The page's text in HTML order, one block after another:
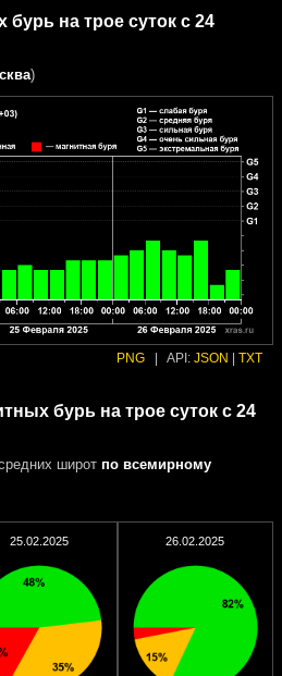
бурь на трое суток с 24
)
PNG API: JSON TXT
бурь на трое суток с 24
широт по всемирному
25.02.2025 26.02.2025